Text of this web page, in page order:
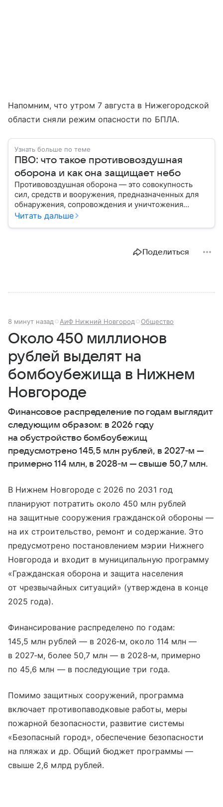
Напомним, что утром 7 августа в Нижегородской
области сняли режим опасности по БПЛА.
Узнать больше по теме
ПВО: что такое противовоздушная
оборона и как она защищает небо
Противовоздушная оборона — это совокупность
сил, средств и вооружения, предназначенных для
обнаружения, сопровождения и уничтожения
средств воздушного нападения. Современные
Читать дальше
Поделиться
8 минут назад АиФ Нижний Новгород Общество
Около 450 миллионов
рублей выделят на
бомбоубежища в Нижнем
Новгороде
Финансовое распределение по годам выглядит
следующим образом: в 2026 году
на обустройство бомбоубежищ
предусмотрено 145,5 млн рублей, в 2027‑м —
примерно 114 млн, в 2028‑м — свыше 50,7 млн.
В Нижнем Новгороде с 2026 по 2031 год
планируют потратить около 450 млн рублей
на защитные сооружения гражданской обороны —
на их строительство, ремонт и содержание. Это
предусмотрено постановлением мэрии Нижнего
Новгорода и входит в муниципальную программу
«Гражданская оборона и защита населения
от чрезвычайных ситуаций» (утверждена в конце
2025 года).
Финансирование распределено по годам:
145,5 млн рублей — в 2026‑м, около 114 млн —
в 2027‑м, более 50,7 млн — в 2028‑м, примерно
по 45,6 млн — в последующие три года.
Помимо защитных сооружений, программа
включает противопаводковые работы, меры
пожарной безопасности, развитие системы
«Безопасный город», обеспечение безопасности
на пляжах и др. Общий бюджет программы —
свыше 2,6 млрд рублей.